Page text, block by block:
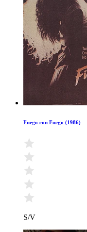
Fuego con Fuego (1986)
S/V